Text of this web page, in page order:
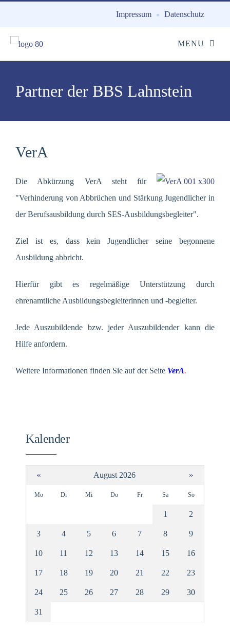
Impressum Datenschutz
Partner der BBS Lahnstein
VerA
Die Abkürzung VerA steht für
"Verhinderung von Abbrüchen und Stärkung Jugendlicher in
der Berufsausbildung durch SES-Ausbildungsbegleiter".
Ziel ist es, dass kein Jugendlicher seine begonnene
Ausbildung abbricht.
Hierfür gibt es regelmäßige Unterstützung durch
ehrenamtliche Ausbildungsbegleiterinnen und -begleiter.
Jede Auszubildende bzw. jeder Auszubildender kann die
Hilfe anfordern.
Weitere Informationen finden Sie auf der Seite VerA.
Kalender
« August 2026 »
Mo Di Mi Do Fr Sa So
1 2
3 4 5 6 7 8 9
10 11 12 13 14 15 16
17 18 19 20 21 22 23
24 25 26 27 28 29 30
31